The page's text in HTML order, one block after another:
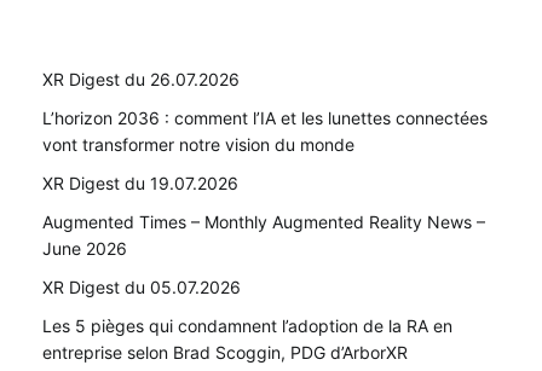
XR Digest du 26.07.2026
L’horizon 2036 : comment l’IA et les lunettes connectées
vont transformer notre vision du monde
XR Digest du 19.07.2026
Augmented Times – Monthly Augmented Reality News –
June 2026
XR Digest du 05.07.2026
Les 5 pièges qui condamnent l’adoption de la RA en
entreprise selon Brad Scoggin, PDG d’ArborXR